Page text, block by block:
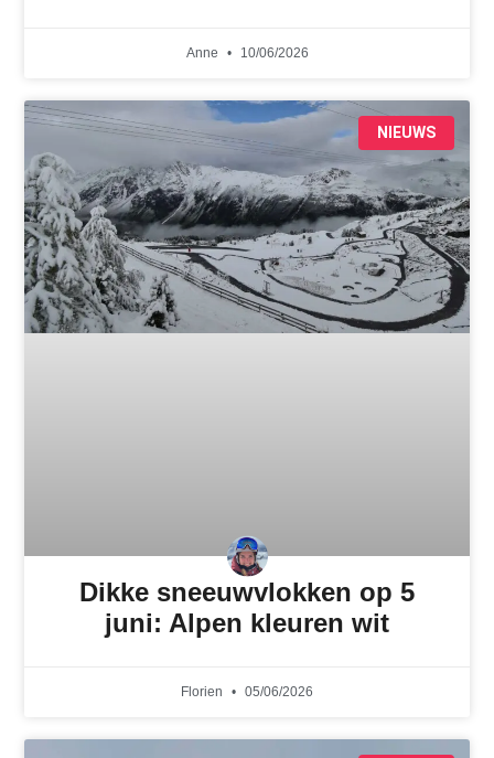
Anne 10/06/2026
NIEUWS
Dikke sneeuwvlokken op 5
juni: Alpen kleuren wit
Florien 05/06/2026